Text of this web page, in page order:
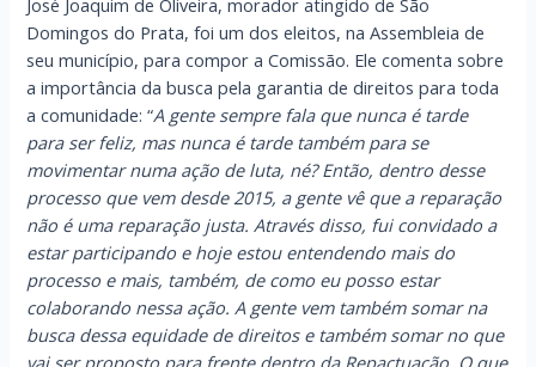
Domingos do Prata, foi um dos eleitos, na Assembleia de
seu município, para compor a Comissão. Ele comenta sobre
a importância da busca pela garantia de direitos para toda
a comunidade: “A gente sempre fala que nunca é tarde
para ser feliz, mas nunca é tarde também para se
movimentar numa ação de luta, né? Então, dentro desse
processo que vem desde 2015, a gente vê que a reparação
não é uma reparação justa. Através disso, fui convidado a
estar participando e hoje estou entendendo mais do
processo e mais, também, de como eu posso estar
colaborando nessa ação. A gente vem também somar na
busca dessa equidade de direitos e também somar no que
vai ser proposto para frente dentro da Repactuação. O que